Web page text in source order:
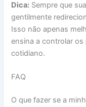
Dica: Sempre que
gentilmente
Isso não apenas
ensina a controlar
cotidiano.
FAQ
O que fazer se a